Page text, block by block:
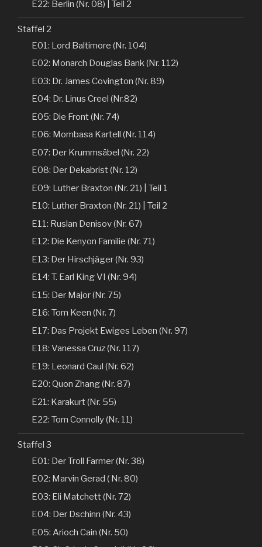
E22: Berlin (Nr. 08) | Teil 2
Staffel 2
E01: Lord Baltimore (Nr. 104)
E02: Monarch Douglas Bank (Nr. 112)
E03: Dr. James Covington (Nr. 89)
E04: Dr. Linus Creel (Nr.82)
E05: Die Front (Nr. 74)
E06: Mombasa Kartell (Nr. 114)
E07: Der Krummsäbel (Nr. 22)
E08: Der Dekabrist (Nr. 12)
E09: Luther Braxton (Nr. 21) | Teil 1
E10: Luther Braxton (Nr. 21) | Teil 2
E11: Ruslan Denisov (Nr. 67)
E12: Die Kenyon Familie (Nr. 71)
E13: Der Hirschjäger (Nr. 93)
E14: T. Earl King VI (Nr. 94)
E15: Der Major (Nr. 75)
E16: Tom Keen (Nr. 7)
E17: Das Projekt Ewiges Leben (Nr. 97)
E18: Vanessa Cruz (Nr. 117)
E19: Leonard Caul (Nr. 62)
E20: Quon Zhang (Nr. 87)
E21: Karakurt (Nr. 55)
E22: Tom Connolly (Nr. 11)
Staffel 3
E01: Der Troll Farmer (Nr. 38)
E02: Marvin Gerad ( Nr. 80)
E03: Eli Matchett (Nr. 72)
E04: Der Dschinn (Nr. 43)
E05: Arioch Cain (Nr. 50)